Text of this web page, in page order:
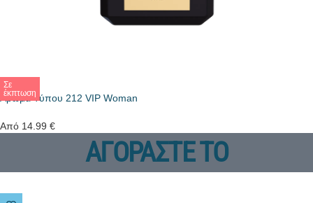
Σε
έκπτωση
Άρωμα Τύπου 212 VIP Woman
Από 14.99 €
ΑΓΟΡΑΣΤΕ ΤΟ